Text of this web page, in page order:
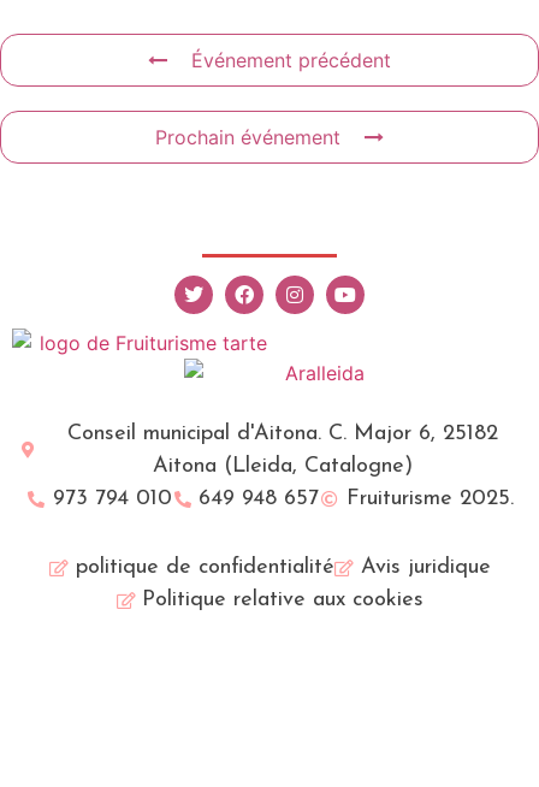
Événement précédent
Prochain événement
Conseil municipal d'Aitona. C. Major 6, 25182
Aitona (Lleida, Catalogne)
973 794 010
649 948 657 Fruiturisme 2025.
politique de confidentialité
Avis juridique
Politique relative aux cookies